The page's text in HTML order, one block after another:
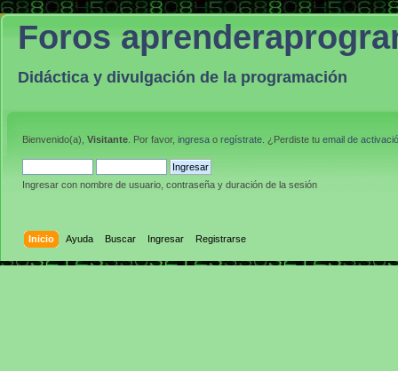
Foros
Didáctica y divulgación de la programación
Bienvenido(a), Visitante . Por favor, ingresa o regístrate . ¿Perdiste tu email de
Ingresar con nombre de usuario, contraseña y duración de la sesión
Inicio Ayuda Buscar Ingresar Registrarse